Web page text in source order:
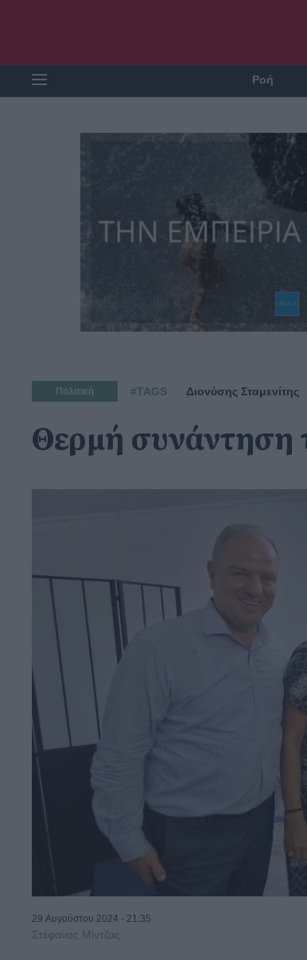
Ροή
Πολιτική #TAGS Διονύσης Σταμενίτης
Θερμή συνάντηση
29 Αυγούστου 2024 - 21:35
Στέφανος Μίντζας